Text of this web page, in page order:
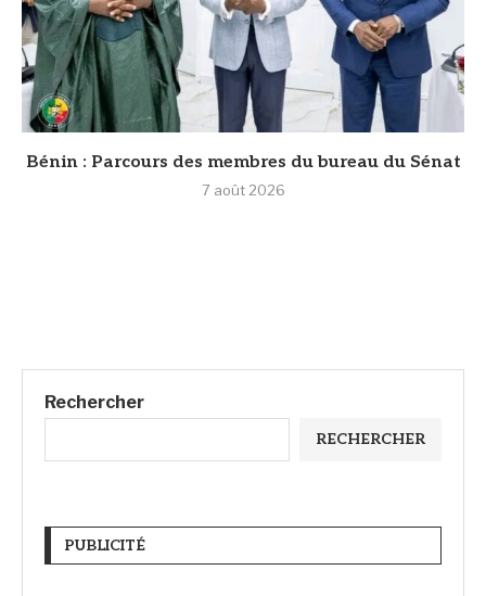
Bénin : Parcours des membres du bureau du Sénat
7 août 2026
Rechercher
RECHERCHER
PUBLICITÉ